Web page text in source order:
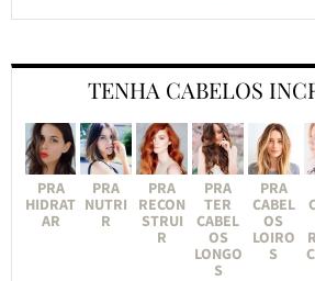
TENHA CABELOS
PRA
HIDRAT
AR
PRA
NUTRI
R
PRA
RECON
STRUI
R
PRA
TER
CABEL
OS
LONGO
S
PRA
CABEL
OS
LOIRO
S